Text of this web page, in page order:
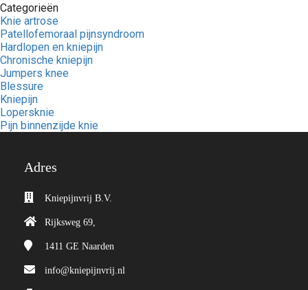
Categorieën
Knie artrose
Patellofemoraal pijnsyndroom
Hardlopen en kniepijn
Chronische kniepijn
Jumpers knee
Blessure
Kniepijn
Lopersknie
Pijn binnenzijde knie
Adres
Kniepijnvrij B.V.
Rijksweg 69,
1411 GE Naarden
info@kniepijnvrij.nl